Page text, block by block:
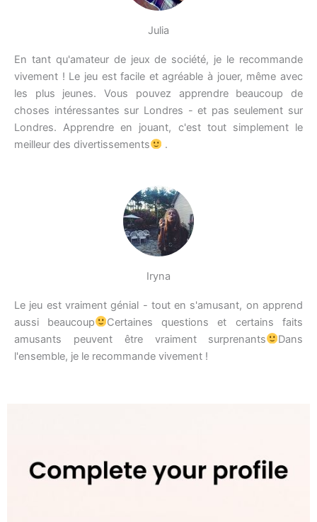
Julia
En tant qu'amateur de jeux de société, je le recommande
vivement ! Le jeu est facile et agréable à jouer, même avec
les plus jeunes. Vous pouvez apprendre beaucoup de
choses intéressantes sur Londres - et pas seulement sur
Londres. Apprendre en jouant, c'est tout simplement le
meilleur des divertissements
.
Iryna
Le jeu est vraiment génial - tout en s'amusant, on apprend
aussi beaucoup
Certaines questions et certains faits
amusants peuvent être vraiment surprenants
Dans
l'ensemble, je le recommande vivement !